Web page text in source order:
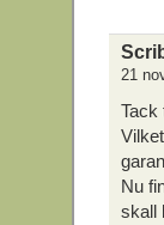
21
Tack
Nu
skall